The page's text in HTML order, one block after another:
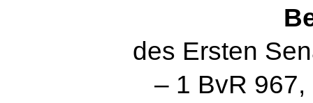
des Ersten
– 1 BvR